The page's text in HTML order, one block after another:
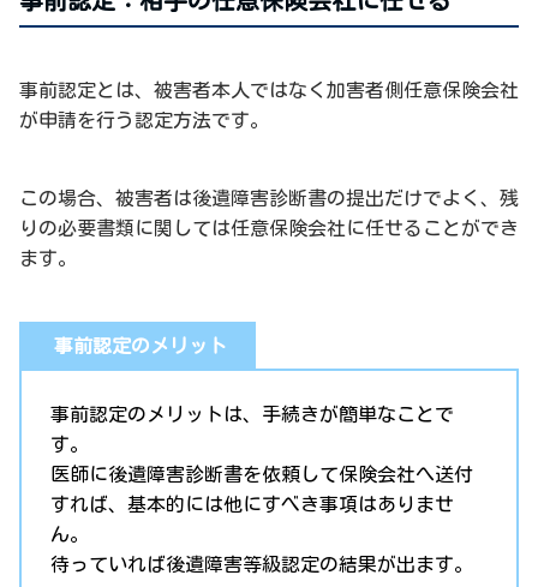
事前認定とは、被害者本人ではなく加害者側任意保険会社
が申請を行う認定方法です。
この場合、被害者は後遺障害診断書の提出だけでよく、残
りの必要書類に関しては任意保険会社に任せることができ
ます。
事前認定のメリット
事前認定のメリットは、手続きが簡単なことで
す。
医師に後遺障害診断書を依頼して保険会社へ送付
すれば、基本的には他にすべき事項はありませ
ん。
待っていれば後遺障害等級認定の結果が出ます。